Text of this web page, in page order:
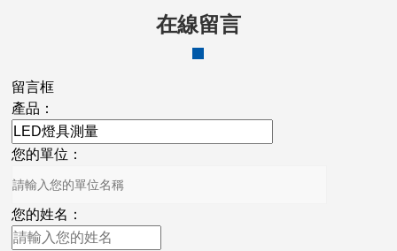
在線留言
留言框
產品：
您的單位：
您的姓名：